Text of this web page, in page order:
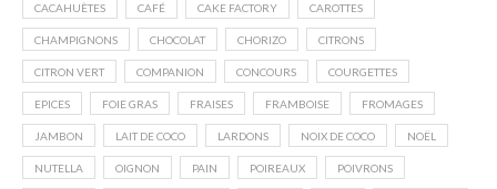
CACAHUÈTES CAFÉ CAKE FACTORY CAROTTES
CHAMPIGNONS CHOCOLAT CHORIZO CITRONS
CITRON VERT COMPANION CONCOURS COURGETTES
EPICES FOIE GRAS FRAISES FRAMBOISE FROMAGES
JAMBON LAIT DE COCO LARDONS NOIX DE COCO NOËL
NUTELLA OIGNON PAIN POIREAUX POIVRONS